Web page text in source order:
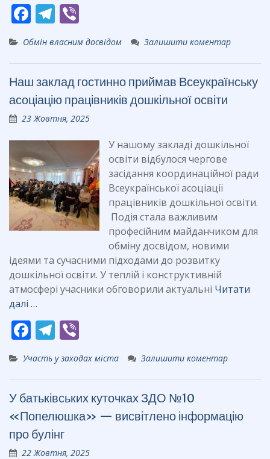
F
ac
e
b
o
o
k
T
e
gr
a
m
b
er
Обмін власним досвідом Залишити коментар
Наш заклад гостинно приймав Всеукраїнську
асоціацію працівників дошкільної освіти
23 Жовтня, 2025
У нашому закладі дошкільної
освіти відбулося чергове
засідання координаційної ради
Всеукраїнської асоціації
працівників дошкільної освіти.
Подія стала важливим
професійним майданчиком для
обміну досвідом, новими
ідеями та сучасними підходами до розвитку
дошкільної освіти. У теплій і конструктивній
атмосфері учасники обговорили актуальні Читати
далі …
F
e
b
o
o
k
T
e
gr
a
m
b
er
Участь у заходах міста Залишити коментар
У батьківських куточках ЗДО №10
«Попелюшка» — висвітлено інформацію
про булінг
22 Жовтня, 2025